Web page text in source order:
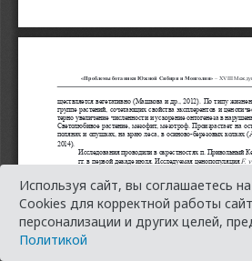
Используя сайт, вы соглашаетесь
Cookies для корректной работы
персонализации и других целей,
Политикой